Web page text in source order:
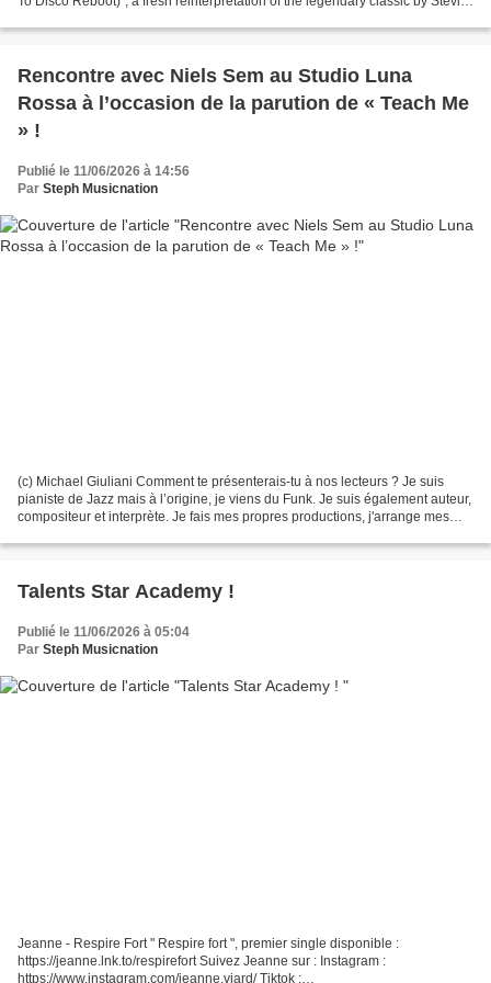
Rencontre avec Niels Sem au Studio Luna
Rossa à l’occasion de la parution de « Teach Me
» !
Publié le 11/06/2026 à 14:56
Par Steph Musicnation
(c) Michael Giuliani Comment te présenterais-tu à nos lecteurs ? Je suis
pianiste de Jazz mais à l’origine, je viens du Funk. Je suis également auteur,
compositeur et interprète. Je fais mes propres productions, j'arrange mes
Talents Star Academy !
Publié le 11/06/2026 à 05:04
Par Steph Musicnation
Jeanne - Respire Fort " Respire fort ", premier single disponible :
https://jeanne.lnk.to/respirefort Suivez Jeanne sur : Instagram :
https://www.instagram.com/jeanne.viard/ Tiktok :